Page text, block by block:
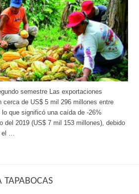
semestre Las exportaciones
cerca de US$ 5 mil 296 millones entre
que significó una caída de -26%
del 2019 (US$ 7 mil 153 millones), debido
el …
TAPABOCAS